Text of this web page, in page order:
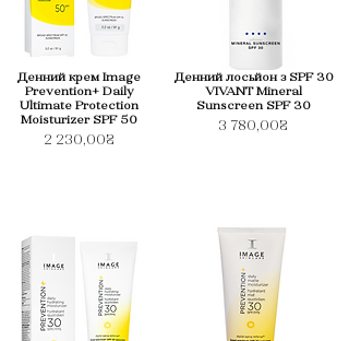
Денний крем Image
Prevention+ Daily
Ultimate Protection
Moisturizer SPF 50
2 230,00₴
Денний лосьйон з SPF 30
VIVANT Mineral
Sunscreen SPF 30
3 780,00₴